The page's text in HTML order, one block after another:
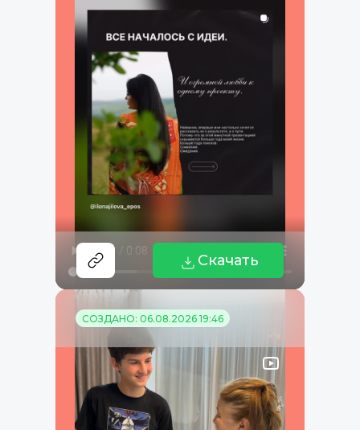
Скачать
СОЗДАНО: 06.08.2026 19:46